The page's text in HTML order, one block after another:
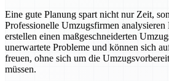
Eine gute Planung spart nicht nur Zeit,
Professionelle Umzugsfirmen
erstellen einen maßgeschneiderten
unerwartete Probleme und können sich
freuen, ohne sich um die
müssen.